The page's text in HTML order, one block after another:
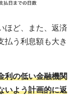
ほど、また、返済
払う利息額も大き
利の低い金融機関
いよう計画的に返